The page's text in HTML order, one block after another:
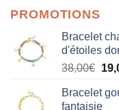
PROMOTIONS
Bracelet
d'étoiles
38,00€ Le
Bracelet
fantaisie